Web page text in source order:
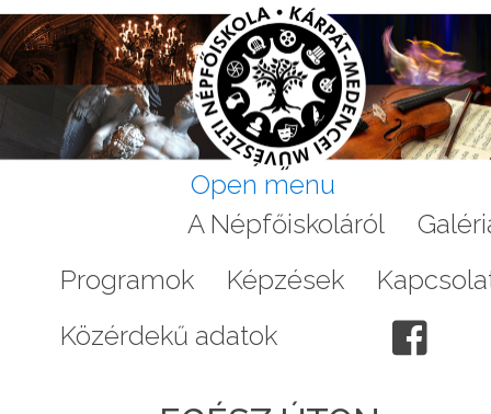
Open menu
A Népfőiskoláról
Programok
Képzések
Közérdekű adatok